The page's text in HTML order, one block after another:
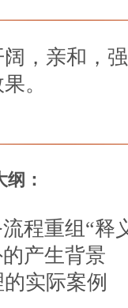
，亲和，
。
：
程重组“释
产生背景
实际案例